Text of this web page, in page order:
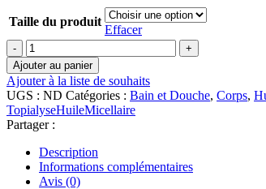
Taille du produit
Effacer
quantité
de
SVR
TOPIALYSE
–
Huile
Lavante
Ajouter au panier
Ajouter à la liste de souhaits
UGS : ND Catégories : Bain et Douche, Corps,
TopialyseHuileMicellaire
Partager :
Description
Informations complémentaires
Avis (0)